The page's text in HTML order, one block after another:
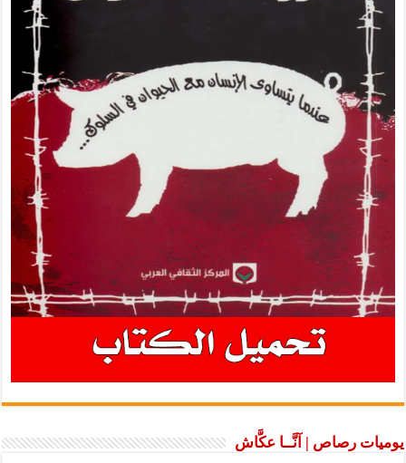
يوميات رصاص | آنَّــا عكَّاش